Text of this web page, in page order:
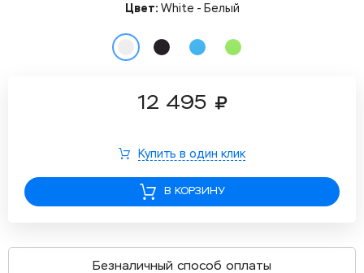
Цвет: White - Белый
12 495
Купить в один клик
В КОРЗИНУ
Безналичный способ оплаты